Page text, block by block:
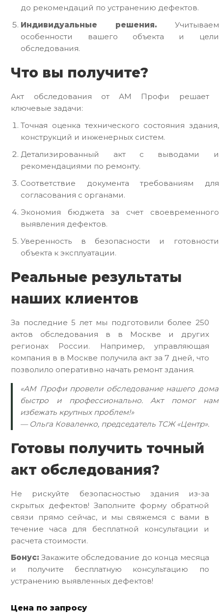
до рекомендаций по устранению дефектов.
Индивидуальные решения. Учитываем
особенности вашего объекта и цели
обследования.
Что вы получите?
Акт обследования от АМ Профи решает
ключевые задачи:
Точная оценка технического состояния здания,
конструкций и инженерных систем.
Детализированный акт с выводами и
рекомендациями по ремонту.
Соответствие документа требованиям для
согласования с органами.
Экономия бюджета за счет своевременного
выявления дефектов.
Уверенность в безопасности и готовности
объекта к эксплуатации.
Реальные результаты
наших клиентов
За последние 5 лет мы подготовили более 250
актов обследования в в Москве и других
регионах России. Например, управляющая
компания в в Москве получила акт за 7 дней, что
позволило оперативно начать ремонт здания.
«АМ Профи провели обследование нашего дома
быстро и профессионально. Акт помог нам
избежать крупных проблем!»
— Ольга Коваленко, председатель ТСЖ «Центр».
Готовы получить точный
акт обследования?
Не рискуйте безопасностью здания из-за
скрытых дефектов! Заполните форму обратной
связи прямо сейчас, и мы свяжемся с вами в
течение часа для бесплатной консультации и
расчета стоимости.
Бонус: Закажите обследование до конца месяца
и получите бесплатную консультацию по
устранению выявленных дефектов!
Цена по запросу